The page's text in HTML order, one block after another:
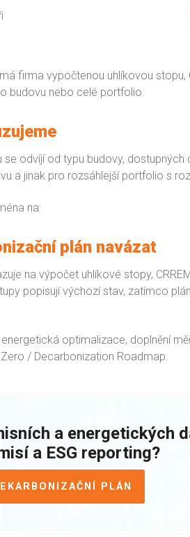
firma vypočtenou uhlíkovou
budovu nebo celé portfolio.
se odvíjí od typu budovy,
a jinak pro rozsáhlejší portfolio s
na:
plán navázat
na výpočet uhlíkové stopy,
popisují výchozí stav, zatímco
optimalizace, doplnění
/ Decarbonization Roadmap.
a energetických
a ESG reporting?
PLÁN